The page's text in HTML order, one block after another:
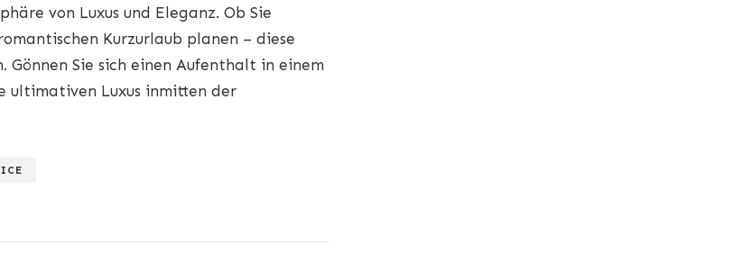
von Luxus und Eleganz. Ob Sie
Kurzurlaub planen – diese
Sie sich einen Aufenthalt in einem
ultimativen Luxus inmitten der